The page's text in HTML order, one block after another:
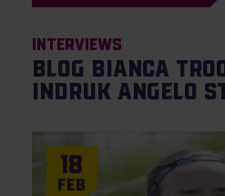
Interviews
Blog Bianca
indruk Angelo
18
Feb